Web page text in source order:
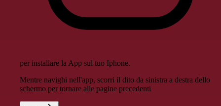
per installare la App sul tuo Iphone.
Mentre navighi nell'app, scorri il dito da sinistra a destra dello
schermo per tornare alle pagine precedenti